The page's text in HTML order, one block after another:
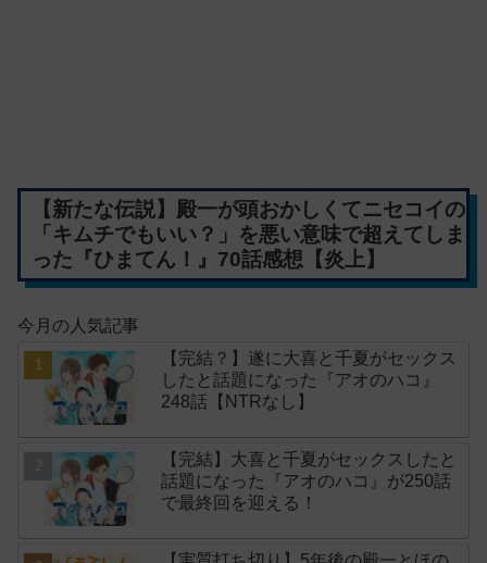
【新たな伝説】殿一が頭おかしくてニセコイの
「キムチでもいい？」を悪い意味で超えてしま
った『ひまてん！』70話感想【炎上】
今月の人気記事
【完結？】遂に大喜と千夏がセックス
したと話題になった『アオのハコ』
248話【NTRなし】
【完結】大喜と千夏がセックスしたと
話題になった『アオのハコ』が250話
で最終回を迎える！